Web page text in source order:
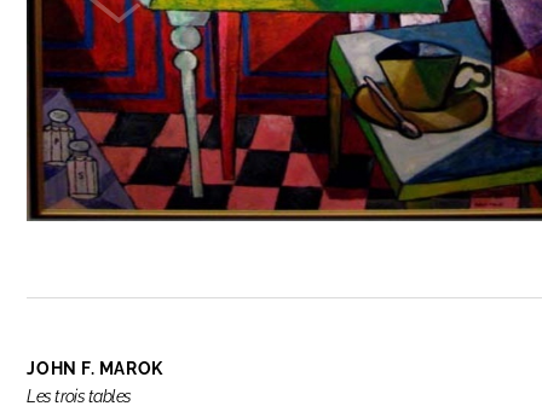
JOHN F. MAROK
Les trois tables